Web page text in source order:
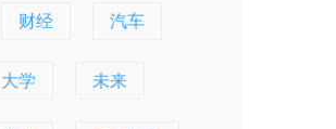
财经 汽车
大学 未来